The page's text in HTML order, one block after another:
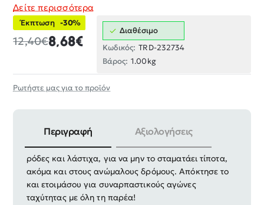
Δείτε περισσότερα
Έκπτωση -30%
8,68€
12,40€
Διαθέσιμο
Κωδικός: TRD-232734
Βάρος: 1.00kg
Ρωτήστε μας για το προϊόν
Περιγραφή Αξιολογήσεις
Τηλεκατευθυνόμενο αυτοκίνητο Γουρούνα, με μεγάλες
ρόδες και λάστιχα, για να μην το σταματάει τίποτα,
ακόμα και στους ανώμαλους δρόμους.Απόκτησε το
και ετοιμάσου για συναρπαστικούς αγώνες
ταχύτητας με όλη τη παρέα!